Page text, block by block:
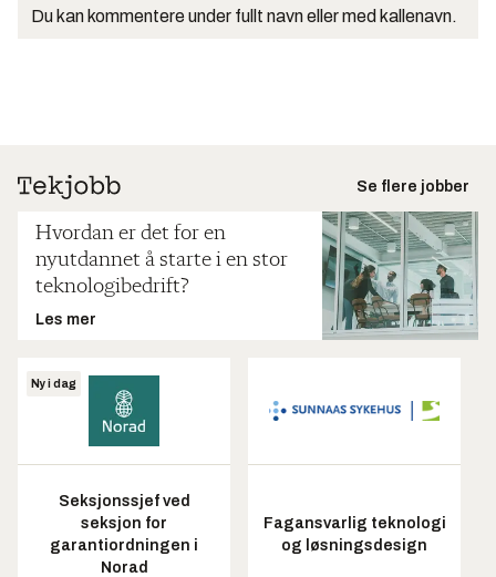
Du kan kommentere under fullt navn eller med kallenavn.
Se flere jobber
Hvordan er det for en
nyutdannet å starte i en stor
teknologibedrift?
Les mer
Ny i dag
Seksjonssjef ved
seksjon for
garantiordningen i
Norad
Fagansvarlig teknologi
og løsningsdesign